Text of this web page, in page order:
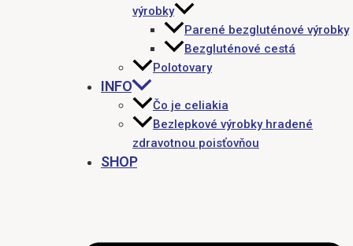
výrobky
Parené bezgluténové výrobky
Bezgluténové cestá
Polotovary
INFO
Čo je celiakia
Bezlepkové výrobky hradené
zdravotnou poisťovňou
SHOP